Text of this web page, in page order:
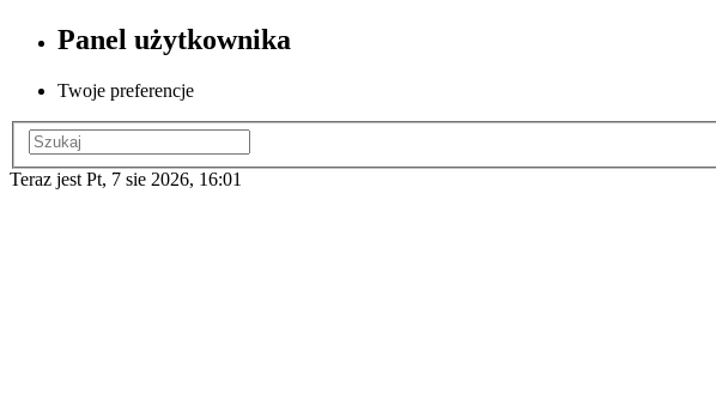
Panel użytkownika
Twoje preferencje
Teraz jest Pt, 7 sie 2026, 16:01